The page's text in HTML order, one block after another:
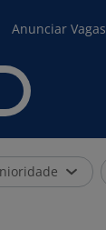
Anunciar Vagas